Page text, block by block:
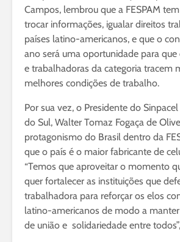
Campos, lembrou que a FESPAM
trocar informações, igualar direitos
países latino-americanos, e que o
ano será uma oportunidade para
e trabalhadoras da categoria tracem
melhores condições de trabalho.
Por sua vez, o Presidente do
do Sul, Walter Tomaz Fogaça de
protagonismo do Brasil dentro da
que o país é o maior fabricante de
“Temos que aproveitar o momento
quer fortalecer as instituições que
trabalhadora para reforçar os elos
latino-americanos de modo a
de união e solidariedade entre